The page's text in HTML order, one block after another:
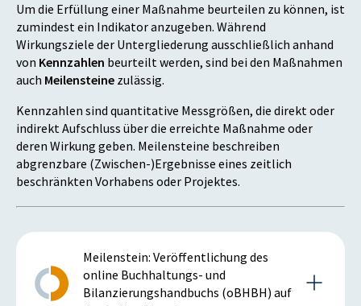
Um die Erfüllung einer Maßnahme beurteilen zu können, ist
zumindest ein Indikator anzugeben. Während
Wirkungsziele der Untergliederung ausschließlich anhand
von Kennzahlen beurteilt werden, sind bei den Maßnahmen
auch Meilensteine zulässig.
Kennzahlen sind quantitative Messgrößen, die direkt oder
indirekt Aufschluss über die erreichte Maßnahme oder
deren Wirkung geben. Meilensteine beschreiben
abgrenzbare (Zwischen-)Ergebnisse eines zeitlich
beschränkten Vorhabens oder Projektes.
Meilenstein: Veröffentlichung des
online Buchhaltungs- und
Bilanzierungshandbuchs (oBHBH) auf